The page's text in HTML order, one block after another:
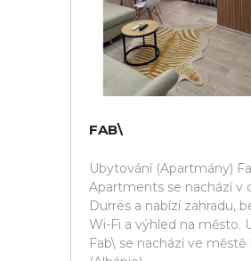
FAB\
Ubytování (Apartmány)
Apartments se nachází v
Durrës a nabízí zahradu,
Wi-Fi a výhled na město.
Fab\ se nachází ve městě